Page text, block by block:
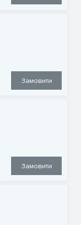
Замовити
Замовити